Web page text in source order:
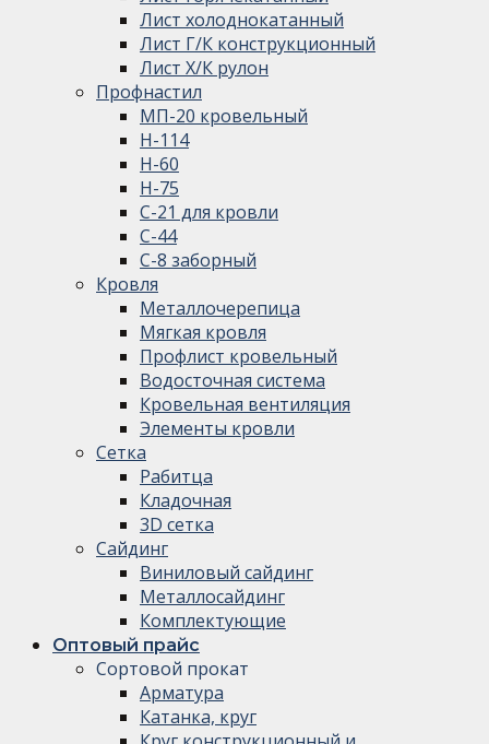
Лист холоднокатанный
Лист Г/К конструкционный
Лист Х/К рулон
Профнастил
МП-20 кровельный
Н-114
Н-60
Н-75
С-21 для кровли
С-44
С-8 заборный
Кровля
Металлочерепица
Мягкая кровля
Профлист кровельный
Водосточная система
Кровельная вентиляция
Элементы кровли
Сетка
Рабитца
Кладочная
3D сетка
Сайдинг
Виниловый сайдинг
Металлосайдинг
Комплектующие
Оптовый прайс
Сортовой прокат
Арматура
Катанка, круг